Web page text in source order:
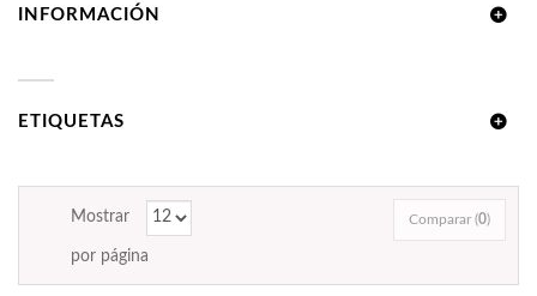
INFORMACIÓN
ETIQUETAS
Mostrar
por página
Comparar (0)